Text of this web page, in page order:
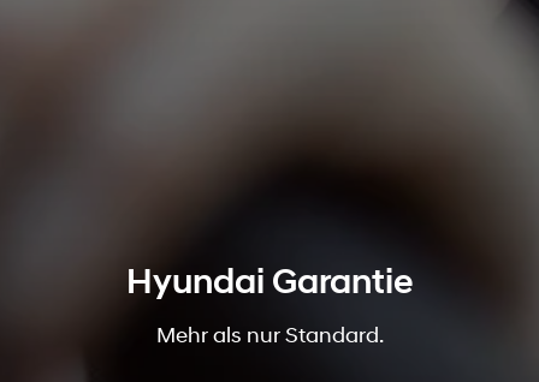
Hyundai Garantie
Mehr als nur Standard.